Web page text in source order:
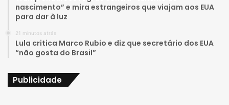
nascimento” e mira estrangeiros que viajam aos EUA
para dar à luz
21 minutos atrás
Lula critica Marco Rubio e diz que secretário dos EUA
“não gosta do Brasil”
Publicidade